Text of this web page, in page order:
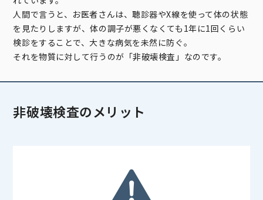
人間で言うと、お医者さんは、聴診器やX線を使って体の状態
を見たりしますが、体の調子が悪くなくても1年に1回くらい
検診をすることで、大きな病気を未然に防ぐ。
それを物質に対して行うのが「非破壊検査」なのです。
非破壊検査のメリット